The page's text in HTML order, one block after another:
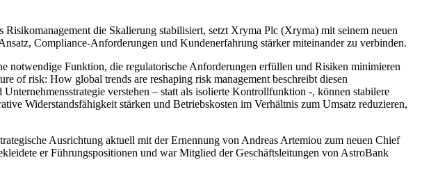
die Skalierung stabilisiert, setzt Xryma Plc (Xryma) mit seinem neuen
Compliance-Anforderungen und Kundenerfahrung stärker miteinander zu verbinden.
Funktion, die regulatorische Anforderungen erfüllen und Risiken minimieren
of risk: How global trends are reshaping risk management beschreibt diesen
verstehen – statt als isolierte Kontrollfunktion -, können stabilere
Widerstandsfähigkeit stärken und Betriebskosten im Verhältnis zum Umsatz reduzieren,
Ausrichtung aktuell mit der Ernennung von Andreas Artemiou zum neuen Chief
er Führungspositionen und war Mitglied der Geschäftsleitungen von AstroBank